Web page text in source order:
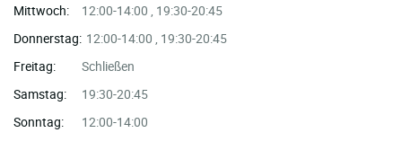
Mittwoch:
12:00-14:00 , 19:30-20:45
Donnerstag: 12:00-14:00 , 19:30-20:45
Freitag:
Schließen
Samstag:
19:30-20:45
Sonntag:
12:00-14:00